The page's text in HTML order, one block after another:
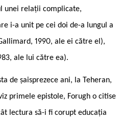
unei relații complicate,
i-a unit pe cei doi de-a lungul a
1990, ale ei către el),
ale lui către ea).
de şaisprezece ani, la Teheran,
primele epistole, Forugh o citise
lectura să-i fi corupt educaţia